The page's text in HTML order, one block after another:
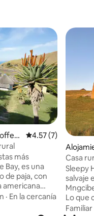
Calificación
4.57 (7)
más
Bay, es una
de paja, con
americana
lavabo y
· En la cercanía
bi
Casa
Sleepy
salvaje
Lo que
solo, se
Familiar